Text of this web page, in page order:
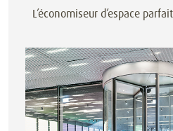
L’économiseur d’espace parfait